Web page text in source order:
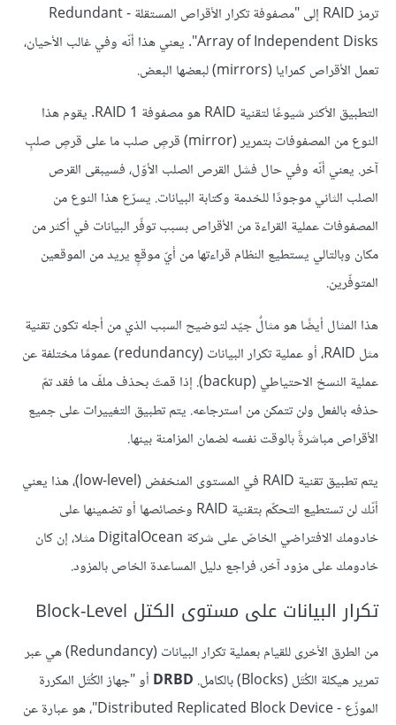
ترمز RAID إلى "مصفوفة تكرار الأقراص المستقلة - Redundant
Array of Independent Disks". يعني هذا أنّه وفي غالب الأحيان،
تعمل الأقراص كمرايا (mirrors) لبعضها البعض.
التطبيق الأكثر شيوعًا لتقنية RAID هو مصفوفة RAID 1. يقوم هذا
النوع من المصفوفات بتمرير (mirror) قرصٍ صلب ما على قرصٍ صلبٍ
آخر. يعني أنّه وفي حال فشل القرص الصلب الأوّل، فسيبقى القرص
الصلب الثاني موجودًا للخدمة وكتابة البيانات. يسرّع هذا النوع من
المصفوفات عملية القراءة من الأقراص بسبب توفّر البيانات في أكثر من
مكان وبالتالي يستطيع النظام قراءتها من أيّ موقعٍ يريد من الموقعين
المتوفّرين.
هذا المثال أيضًا هو مثالٌ جيّد لتوضيح السبب الذي من أجله تكون تقنية
مثل RAID، أو عملية تكرار البيانات (redundancy) عمومًا مختلفة عن
عملية النسخ الاحتياطي (backup). إذا قمتَ بحذف ملفّ ما فقد تمّ
حذفه بالفعل ولن تتمكن من استرجاعه. يتم تطبيق التغييرات على جميع
الأقراص مباشرةً بالوقت نفسه لضمان المزامنة بينها.
يتم تطبيق تقنية RAID في المستوى المنخفض (low-level)، هذا يعني
أنّك لن تستطيع التحكّم بتقنية RAID وخصائصها أو تضمينها على
خادومك الافتراضي الخاصّ على شركة DigitalOcean مثلا، إن كان
خادومك على مزود آخر، فراجع دليل المساعدة الخاص بالمزود.
تكرار البيانات على مستوى الكتل Block-Level
من الطرق الأخرى للقيام بعملية تكرار البيانات (Redundancy) هي عبر
تمرير هيكلة الكُتَل (Blocks) بالكامل.
DRBD أو "جهاز الكُتَل المكررة
الموزّع - Distributed Replicated Block Device"، هو عبارة عن